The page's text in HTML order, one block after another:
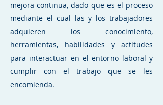
mejora continua, dado que es el proceso
mediante el cual las y los trabajadores
adquieren los conocimiento,
herramientas, habilidades y actitudes
para interactuar en el entorno laboral y
cumplir con el trabajo que se les
encomienda.